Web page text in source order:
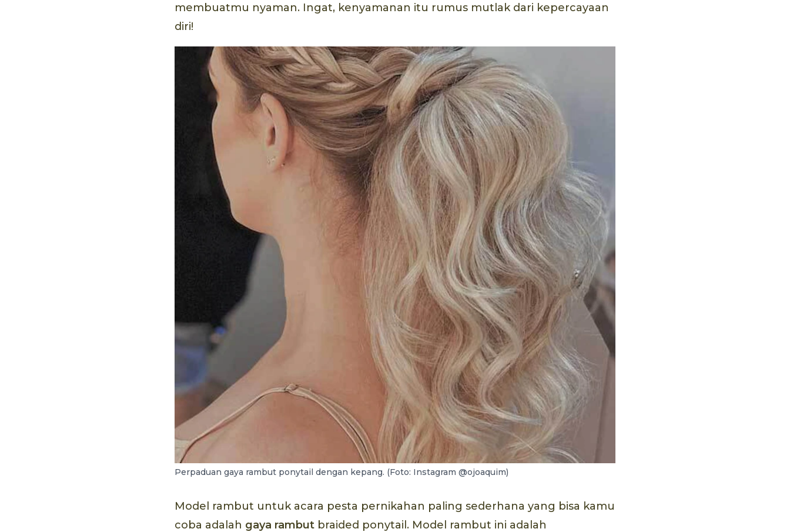
membuatmu nyaman. Ingat, kenyamanan itu rumus mutlak dari kepercayaan
diri!
Perpaduan gaya rambut ponytail dengan kepang. (Foto: Instagram @ojoaquim)
Model rambut untuk acara pesta pernikahan paling sederhana yang bisa kamu
coba adalah gaya rambut braided ponytail. Model rambut ini adalah